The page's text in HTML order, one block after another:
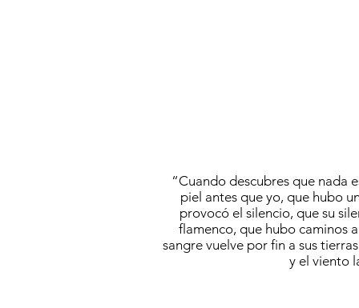
“Cuando descubres que nada
piel antes que yo, que hubo
provocó el silencio, que su
flamenco, que hubo caminos
sangre vuelve por fin a sus
y el viento